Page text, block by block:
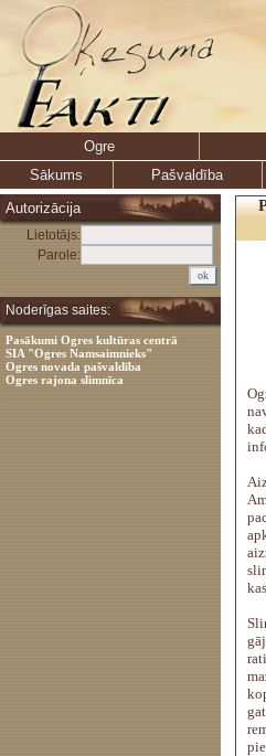
Ogre
Sākums
Pašvaldība
Autorizācija
Lietotājs:
Parole:
Noderīgas saites:
Pasākumi Ogres kultūras centrā
SIA "Ogres Namsaimnieks"
Ogres novada pašvaldība
Ogres rajona slimnīca